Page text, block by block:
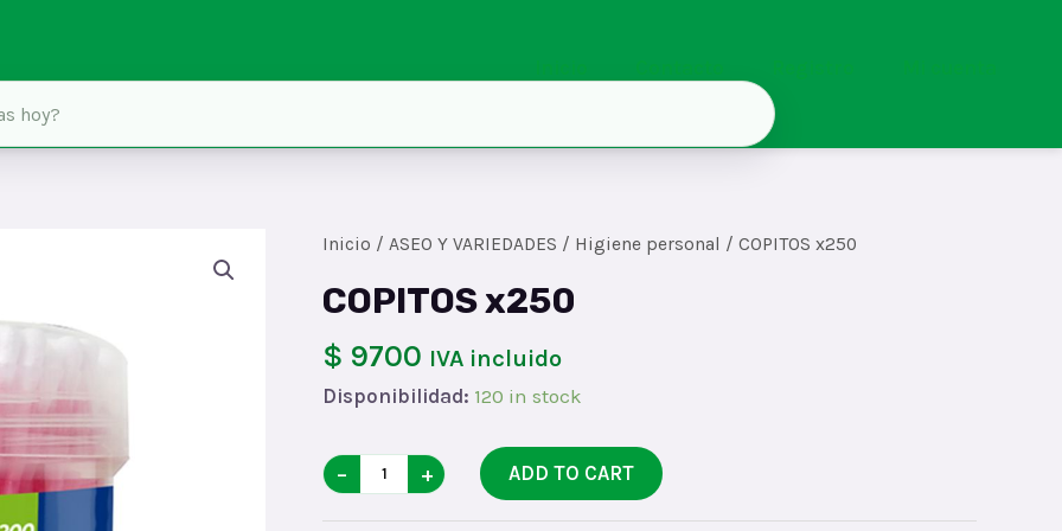
Inicio / ASEO Y VARIEDADES / Higiene personal / COPITOS x250
COPITOS x250
$ 9700 IVA incluido
Disponibilidad: 120 in stock
COPITOS
x250
− + ADD TO CART